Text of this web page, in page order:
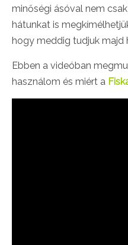
minőségi ásóval nem
hátunkat is
hogy meddig tudjuk majd
Ebben a videóban
használom és miért a